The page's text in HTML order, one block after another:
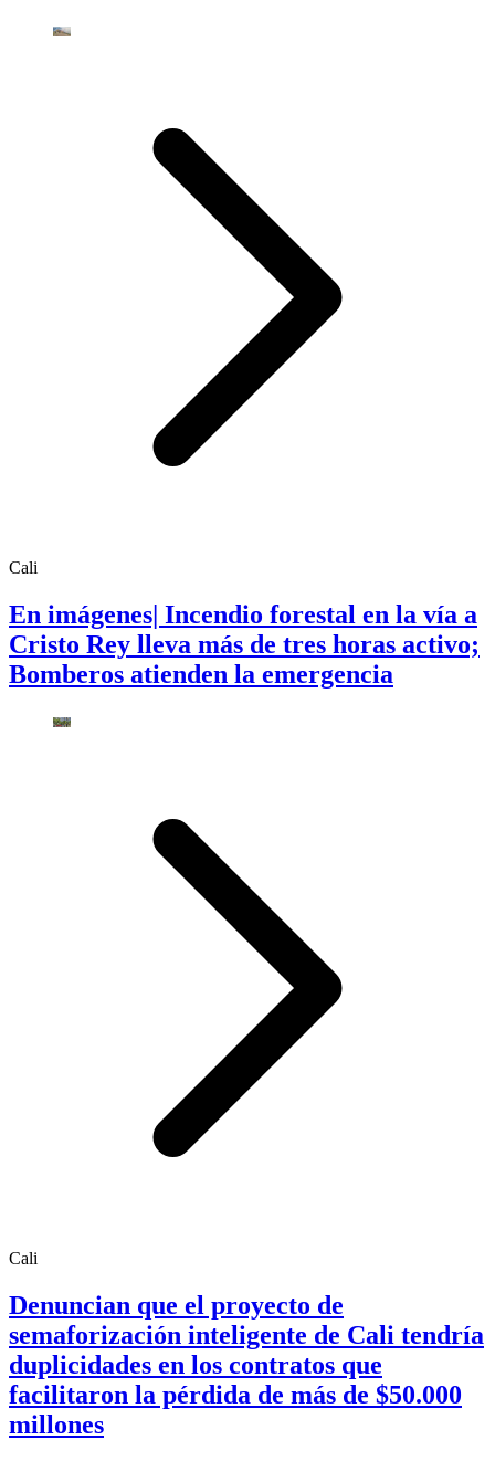
Cali
En imágenes| Incendio forestal en la vía a
Cristo Rey lleva más de tres horas activo;
Bomberos atienden la emergencia
Cali
Denuncian que el proyecto de
semaforización inteligente de Cali tendría
duplicidades en los contratos que
facilitaron la pérdida de más de $50.000
millones